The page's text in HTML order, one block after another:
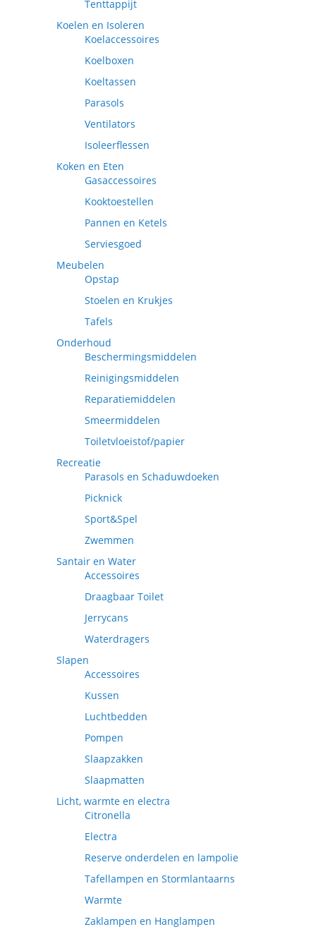
Tenttappijt
Koelen en Isoleren
Koelaccessoires
Koelboxen
Koeltassen
Parasols
Ventilators
Isoleerflessen
Koken en Eten
Gasaccessoires
Kooktoestellen
Pannen en Ketels
Serviesgoed
Meubelen
Opstap
Stoelen en Krukjes
Tafels
Onderhoud
Beschermingsmiddelen
Reinigingsmiddelen
Reparatiemiddelen
Smeermiddelen
Toiletvloeistof/papier
Recreatie
Parasols en Schaduwdoeken
Picknick
Sport&Spel
Zwemmen
Santair en Water
Accessoires
Draagbaar Toilet
Jerrycans
Waterdragers
Slapen
Accessoires
Kussen
Luchtbedden
Pompen
Slaapzakken
Slaapmatten
Licht, warmte en electra
Citronella
Electra
Reserve onderdelen en lampolie
Tafellampen en Stormlantaarns
Warmte
Zaklampen en Hanglampen